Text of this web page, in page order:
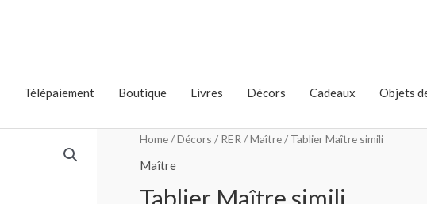
Télépaiement Boutique Livres Décors Cadeaux Objets
Home/Décors / RER /Maître/ Tablier Maître simili
Maître
Tablier Maître simili